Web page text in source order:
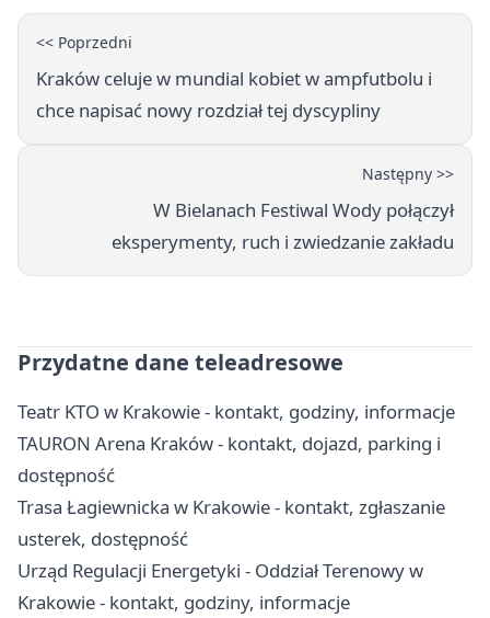
<< Poprzedni
Kraków celuje w mundial kobiet w ampfutbolu i
chce napisać nowy rozdział tej dyscypliny
Następny >>
W Bielanach Festiwal Wody połączył
eksperymenty, ruch i zwiedzanie zakładu
Przydatne dane teleadresowe
Teatr KTO w Krakowie - kontakt, godziny, informacje
TAURON Arena Kraków - kontakt, dojazd, parking i
dostępność
Trasa Łagiewnicka w Krakowie - kontakt, zgłaszanie
usterek, dostępność
Urząd Regulacji Energetyki - Oddział Terenowy w
Krakowie - kontakt, godziny, informacje